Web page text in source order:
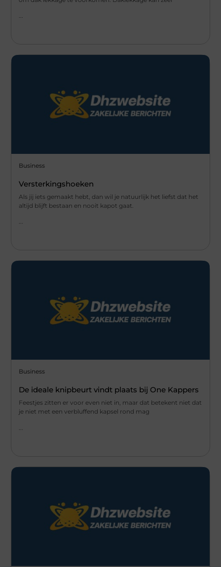
Business
Versterkingshoeken
Als jij iets gemaakt hebt, dan wil je natuurlijk het liefst dat het
altijd blijft bestaan en nooit kapot gaat.
...
Business
De ideale knipbeurt vindt plaats bij One Kappers
Feestjes zitten er voor even niet in, maar dat betekent niet dat
je niet met een verbluffend kapsel rond mag